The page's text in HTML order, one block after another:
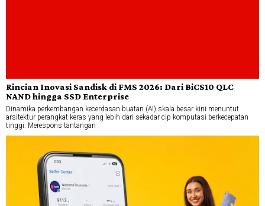
Rincian Inovasi Sandisk di FMS 2026: Dari BiCS10 QLC
NAND hingga SSD Enterprise
Dinamika perkembangan kecerdasan buatan (AI) skala besar kini menuntut
arsitektur perangkat keras yang lebih dari sekadar cip komputasi berkecepatan
tinggi. Merespons tantangan